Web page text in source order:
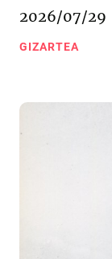
2026/07/29
GIZARTEA